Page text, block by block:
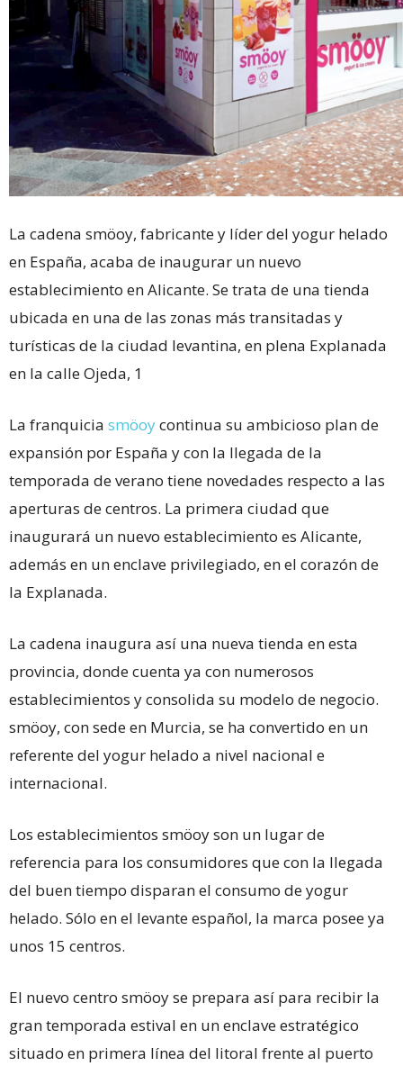
La cadena smöoy, fabricante y líder del yogur helado
en España, acaba de inaugurar un nuevo
establecimiento en Alicante. Se trata de una tienda
ubicada en una de las zonas más transitadas y
turísticas de la ciudad levantina, en plena Explanada
en la calle Ojeda, 1
La franquicia smöoycontinua su ambicioso plan de
expansión por España y con la llegada de la
temporada de verano tiene novedades respecto a las
aperturas de centros. La primera ciudad que
inaugurará un nuevo establecimiento es Alicante,
además en un enclave privilegiado, en el corazón de
la Explanada.
La cadena inaugura así una nueva tienda en esta
provincia, donde cuenta ya con numerosos
establecimientos y consolida su modelo de negocio.
smöoy, con sede en Murcia, se ha convertido en un
referente del yogur helado a nivel nacional e
internacional.
Los establecimientos smöoy son un lugar de
referencia para los consumidores que con la llegada
del buen tiempo disparan el consumo de yogur
helado. Sólo en el levante español, la marca posee ya
unos 15 centros.
El nuevo centro smöoy se prepara así para recibir la
gran temporada estival en un enclave estratégico
situado en primera línea del litoral frente al puerto